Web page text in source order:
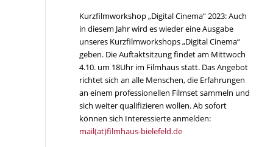
Kurzfilmworkshop „Digital Cinema“ 2023: Auch
in diesem Jahr wird es wieder eine Ausgabe
unseres Kurzfilmworkshops „Digital Cinema“
geben. Die Auftaktsitzung findet am Mittwoch
4.10. um 18Uhr im Filmhaus statt. Das Angebot
richtet sich an alle Menschen, die Erfahrungen
an einem professionellen Filmset sammeln und
sich weiter qualifizieren wollen. Ab sofort
können sich Interessierte anmelden:
mail(at)filmhaus-bielefeld.de